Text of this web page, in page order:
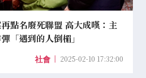
點名廢死聯盟 高大成嘆：主
「遇到的人倒楣」
社會 2025-02-10 17:32:00